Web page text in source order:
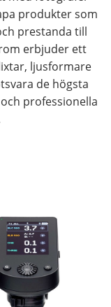
produkter som
prestanda till
erbjuder ett
ljusformare
de högsta
professionella